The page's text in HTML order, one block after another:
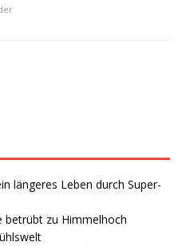
längeres Leben durch Super-
betrübt zu Himmelhoch